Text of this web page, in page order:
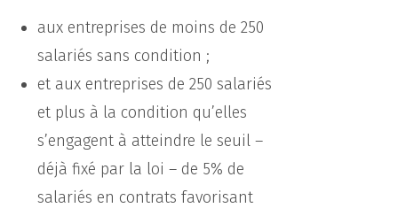
aux entreprises de moins de 250
salariés sans condition ;
et aux entreprises de 250 salariés
et plus à la condition qu’elles
s’engagent à atteindre le seuil –
déjà fixé par la loi – de 5% de
salariés en contrats favorisant
cookies en cliquant sur «
Pour en savoir plus sur la
gestion des cookies : cliquez
ici.
Pour en savoir plus sur notre
charte de protection des
données : cliquez